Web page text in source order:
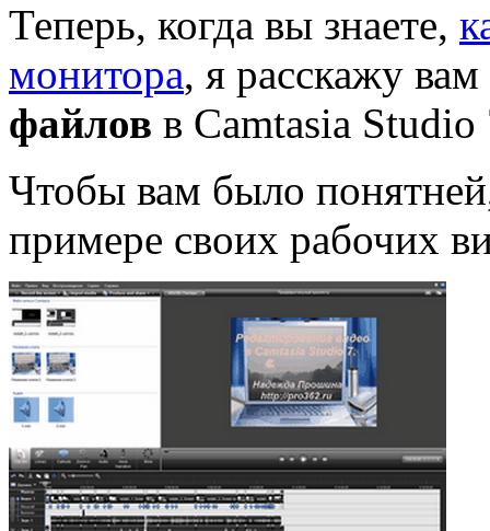
Теперь, когда вы знаете,
монитора, я расскажу
файлов в Camtasia Studio
Чтобы вам было
примере своих рабочих